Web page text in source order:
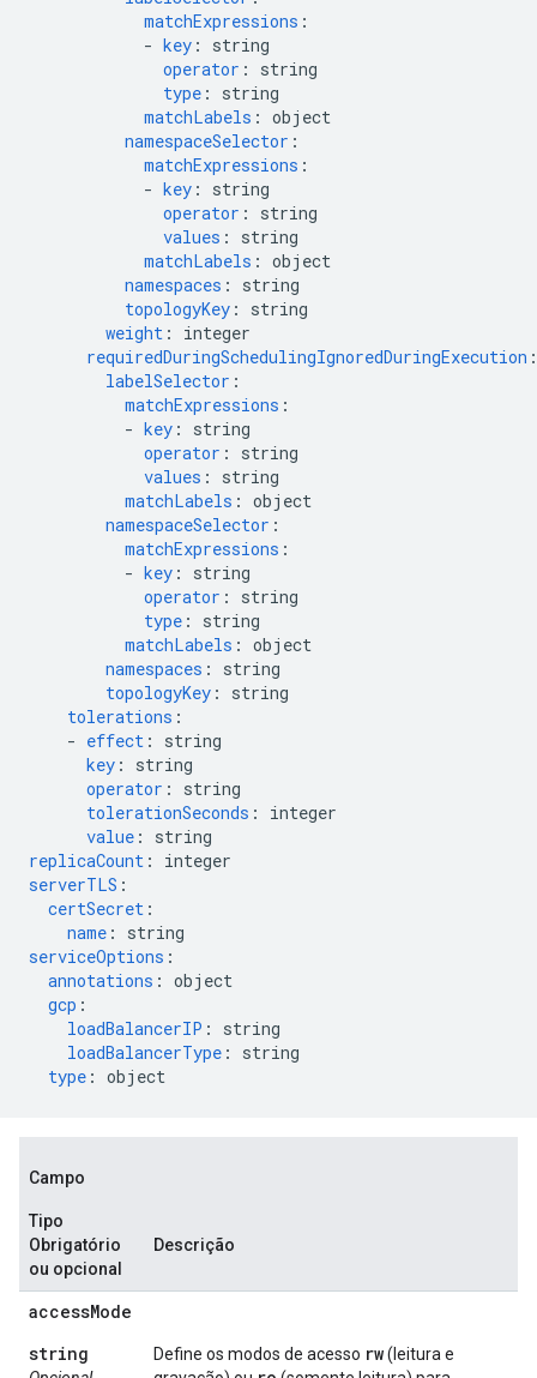
matchExpressions :
- key :
string
operator :
string
type :
string
matchLabels : object
namespaceSelector :
matchExpressions :
- key :
string
operator :
string
values :
string
matchLabels : object
namespaces :
string
topologyKey :
string
weight :
integer
requiredDuringSchedulingIgnoredDuringExecution :
labelSelector :
matchExpressions :
- key :
string
operator :
string
values :
string
matchLabels : object
namespaceSelector :
matchExpressions :
- key :
string
operator :
string
type :
string
matchLabels : object
namespaces :
string
topologyKey :
string
tolerations :
- effect :
string
key :
string
operator :
string
tolerationSeconds :
integer
value :
string
replicaCount :
integer
serverTLS :
certSecret :
name :
string
serviceOptions :
annotations : object
gcp :
loadBalancerIP :
string
loadBalancerType :
string
type : object
Campo
Tipo
Obrigatório
ou opcional
Descrição
accessMode
string
Define os modos de acesso rw(leitura e